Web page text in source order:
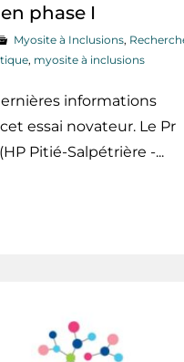
phase I
Myosite à Inclusions,
, myosite à inclusions
informations
essai novateur. Le Pr
Pitié-Salpétrière -...